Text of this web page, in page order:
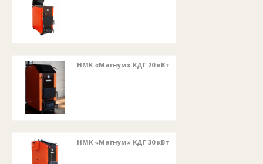
НМК «Магнум» КДГ 20 кВт
НМК «Магнум» КДГ 30 кВт